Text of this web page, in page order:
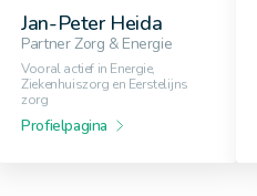
Jan-Peter Heida
Partner Zorg & Energie
Vooral actief in Energie,
Ziekenhuiszorg en Eerstelijns
zorg
Profielpagina